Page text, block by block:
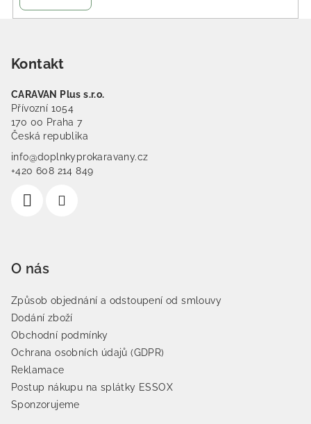
Kontakt
CARAVAN Plus s.r.o.
Přívozní 1054
170 00 Praha 7
Česká republika
info@doplnkyprokaravany.cz
+420 608 214 849
O nás
Způsob objednání a odstoupení od smlouvy
Dodání zboží
Obchodní podmínky
Ochrana osobních údajů (GDPR)
Reklamace
Postup nákupu na splátky ESSOX
Sponzorujeme